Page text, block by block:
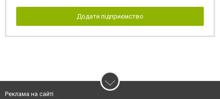
Додати підприємство
Реклама на сайті